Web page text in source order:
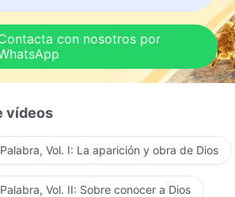
canción de victoria y esparce el
en la tierra!
a vuestros lugares
con nosotros por
vídeos
Vol. I: La aparición y obra de Dios
Vol. II: Sobre conocer a Dios